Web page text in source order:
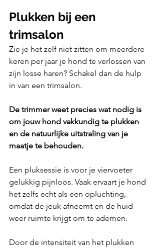
Plukken bij een
trimsalon
Zie je het zelf niet zitten om meerdere
keren per jaar je hond te verlossen van
zijn losse haren? Schakel dan de hulp
in van een trimsalon.
De trimmer weet precies wat nodig is
om jouw hond vakkundig te plukken
en de natuurlijke uitstraling van je
maatje te behouden.
Een pluksessie is voor je viervoeter
gelukkig pijnloos. Vaak ervaart je hond
het zelfs echt als een opluchting,
omdat de jeuk afneemt en de huid
weer ruimte krijgt om te ademen.
Door de intensiteit van het plukken